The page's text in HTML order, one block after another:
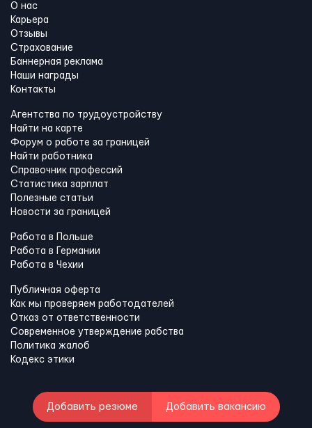
О нас
Карьера
Отзывы
Страхование
Баннерная реклама
Наши награды
Контакты
Агентства по трудоустройству
Найти на карте
Форум о работе за границей
Найти работника
Справочник профессий
Статистика зарплат
Полезные статьи
Новости за границей
Работа в Польше
Работа в Германии
Работа в Чехии
Публичная оферта
Как мы проверяем работодателей
Отказ от ответственности
Современное утверждение рабства
Политика жалоб
Кодекс этики
Добавить резюме Добавить вакансию